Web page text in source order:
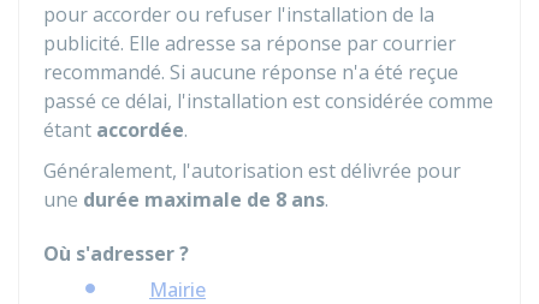
pour accorder ou refuser l'installation de la
publicité. Elle adresse sa réponse par courrier
recommandé. Si aucune réponse n'a été reçue
passé ce délai, l'installation est considérée comme
étant accordée.
Généralement, l'autorisation est délivrée pour
une durée maximale de 8 ans.
Où s'adresser ?
Mairie